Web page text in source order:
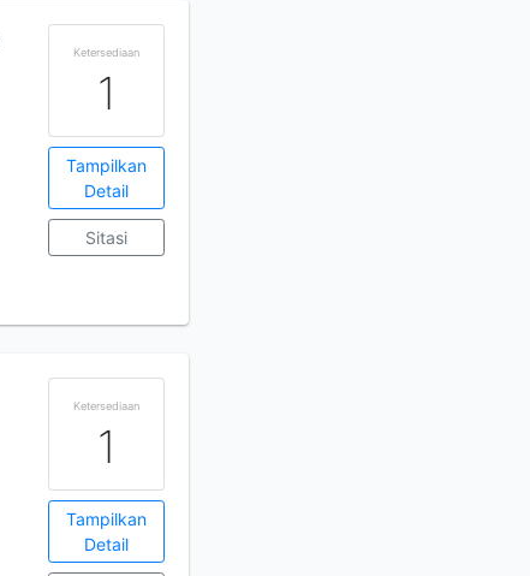
Ketersediaan
1
Tampilkan
Detail
Sitasi
Ketersediaan
1
Tampilkan
Detail